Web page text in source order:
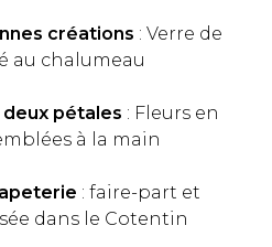
créations : Verre de
au chalumeau
deux pétales : Fleurs en
à la main
: faire-part et
dans le Cotentin